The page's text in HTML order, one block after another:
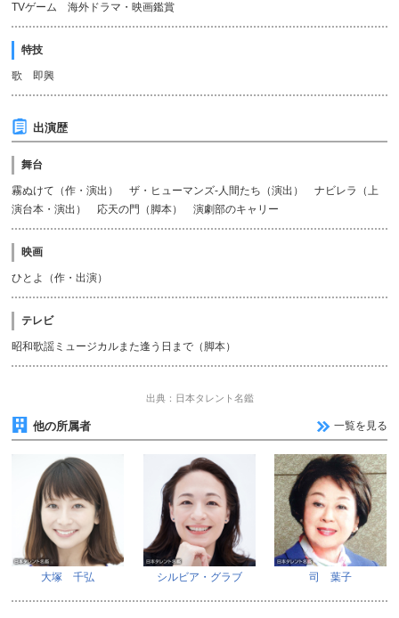
TVゲーム 海外ドラマ・映画鑑賞
特技
歌 即興
出演歴
舞台
霧ぬけて（作・演出） ザ・ヒューマンズ-人間たち（演出） ナビレラ（上
演台本・演出） 応天の門（脚本） 演劇部のキャリー
映画
ひとよ（作・出演）
テレビ
昭和歌謡ミュージカルまた逢う日まで（脚本）
出典：日本タレント名鑑
他の所属者 一覧を見る
大塚 千弘 シルビア・グラブ 司 葉子